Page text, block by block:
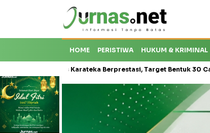
HOME PERISTIWA HUKUM & KRIMINAL
Krisis Karateka Berprestasi, Target Bentuk 30 Cabang